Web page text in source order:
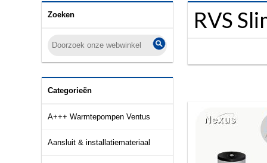
Zoeken
Categorieën
A+++ Warmtepompen Ventus
Aansluit & installatiemateriaal
RVS